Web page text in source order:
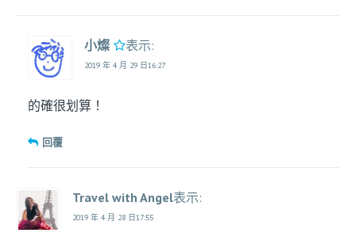
小燦 表示:
2019 年 4 月 29 日16:27
的確很划算！
回覆
Travel with Angel表示:
2019 年 4 月 28 日17:55